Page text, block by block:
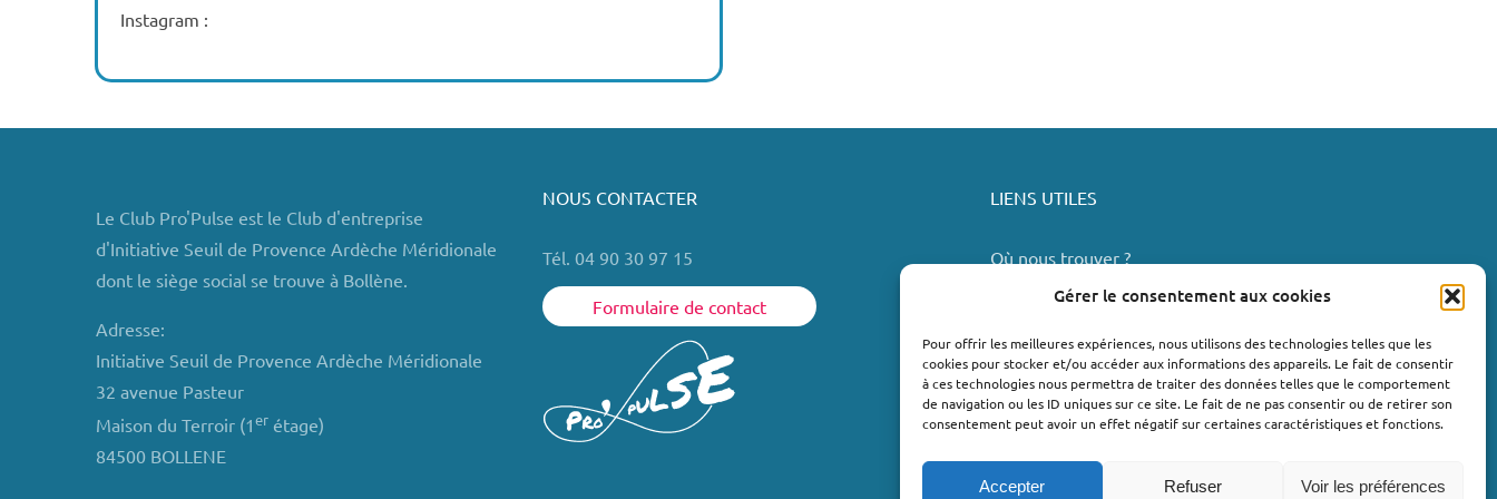
Gérer le consentement aux cookies
Pour offrir les meilleures expériences, nous utilisons des technologies telles que les
cookies pour stocker et/ou accéder aux informations des appareils. Le fait de consentir
à ces technologies nous permettra de traiter des données telles que le comportement
de navigation ou les ID uniques sur ce site. Le fait de ne pas consentir ou de retirer son
consentement peut avoir un effet négatif sur certaines caractéristiques et fonctions.
Accepter Refuser Voir les préférences
Instagram :
Le Club Pro'Pulse est le Club d'entreprise
d'Initiative Seuil de Provence Ardèche Méridionale
dont le siège social se trouve à Bollène.
Adresse:
Initiative Seuil de Provence Ardèche Méridionale
32 avenue Pasteur
Maison du Terroir (1erétage)
84500 BOLLENE
NOUS CONTACTER
Tél. 04 90 30 97 15
Formulaire de contact
LIENS UTILES
Où nous trouver ?
Valréas
Le Teil
Lachapelle-sous-Aubenas